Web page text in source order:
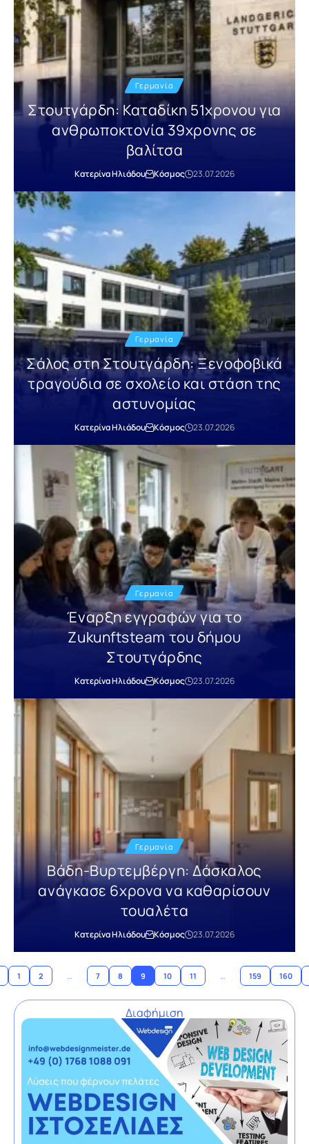
Γερμανία
Στουτγάρδη: Καταδίκη 51χρονου για
ανθρωποκτονία 39χρονης σε
βαλίτσα
Κατερίνα Ηλιάδου Κόσμος 23.07.2026
Γερμανία
Σάλος στη Στουτγάρδη: Ξενοφοβικά
τραγούδια σε σχολείο και στάση της
αστυνομίας
Κατερίνα Ηλιάδου Κόσμος 23.07.2026
Γερμανία
Έναρξη εγγραφών για το
Zukunftsteam του δήμου
Στουτγάρδης
Κατερίνα Ηλιάδου Κόσμος 23.07.2026
Γερμανία
Βάδη-Βυρτεμβέργη: Δάσκαλος
ανάγκασε 6χρονα να καθαρίσουν
τουαλέτα
Κατερίνα Ηλιάδου Κόσμος 23.07.2026
1 2 … 7 8 9 10 11 … 159 160
Διαφήμιση